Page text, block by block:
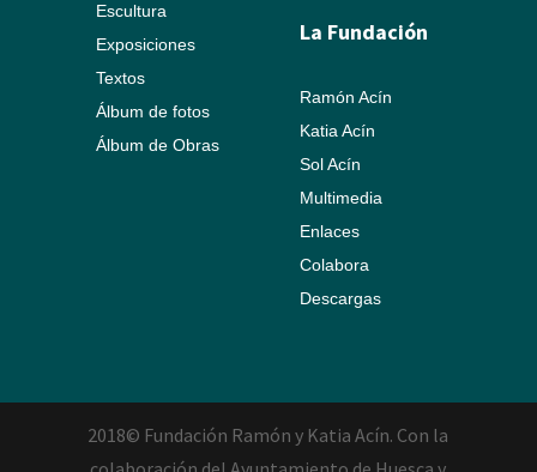
Escultura
Exposiciones
Textos
Álbum de fotos
Álbum de Obras
La Fundación
Ramón Acín
Katia Acín
Sol Acín
Multimedia
Enlaces
Colabora
Descargas
2018© Fundación Ramón y Katia Acín. Con la